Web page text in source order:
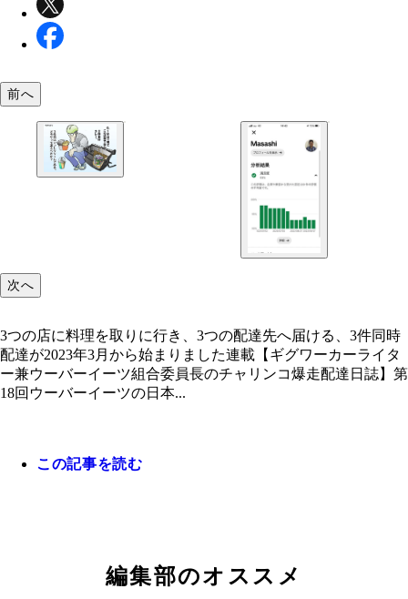
3つの店に料理を取りに行き、3つの配達先へ届け
同時配達が2023年3月から始まりました
前へ
次へ
3つの店に料理を取りに行き、3つの配達先へ届ける、3件同時
配達が2023年3月から始まりました連載【ギグワーカーライタ
ー兼ウーバーイーツ組合委員長のチャリンコ爆走配達日誌】第
18回ウーバーイーツの日本...
この記事を読む
編集部のオススメ